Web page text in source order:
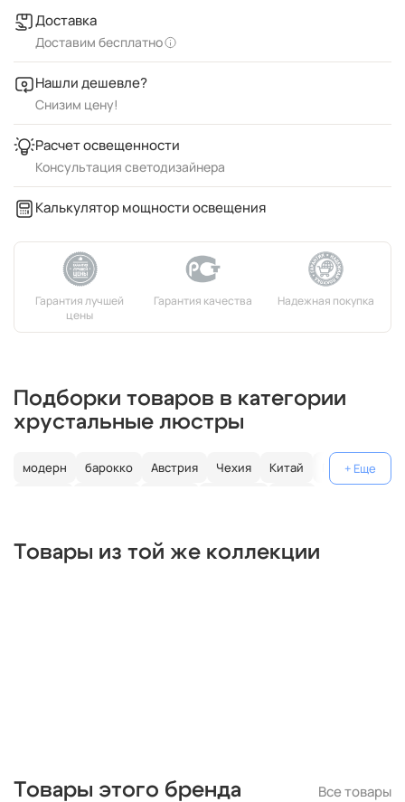
Доставка
Доставим бесплатно
Нашли дешевле?
Снизим цену!
Расчет освещенности
Консультация светодизайнера
Калькулятор мощности освещения
Подборки товаров в категории
хрустальные люстры
модерн барокко Австрия Чехия Китай
Германия
круглые
классические светодиодные
кольцо
Товары из той же коллекции
Товары этого бренда Все товары